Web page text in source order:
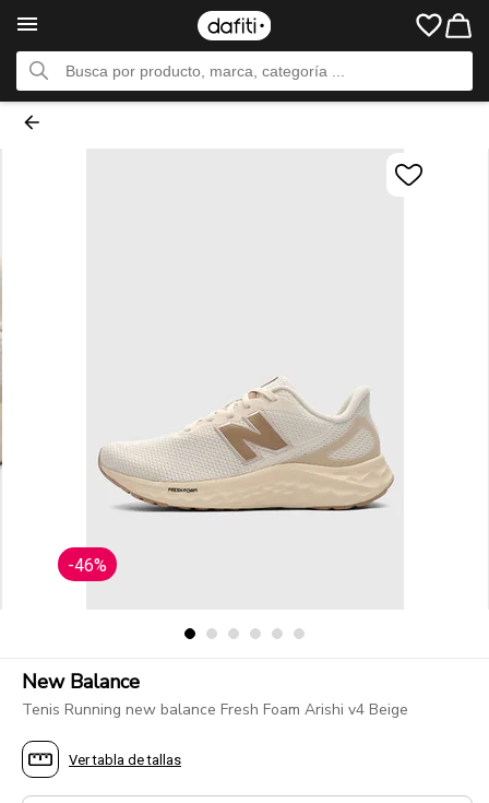
-46%
New Balance
Tenis Running new balance Fresh Foam Arishi v4 Beige
Ver tabla de tallas